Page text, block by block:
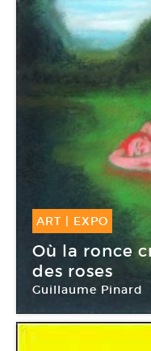
ART | EXPO
17 Nov -03
Où la ronce
des roses
Guillaume Pinard